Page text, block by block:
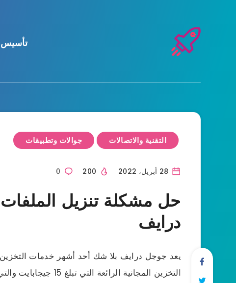
تأسيس
التقنية والاتصالات جوالات وتطبيقات
0
حل مشكلة تنزيل
درايف
يعد جوجل درايف بلا شك أحد أشهر خدمات
التخزين المجانية